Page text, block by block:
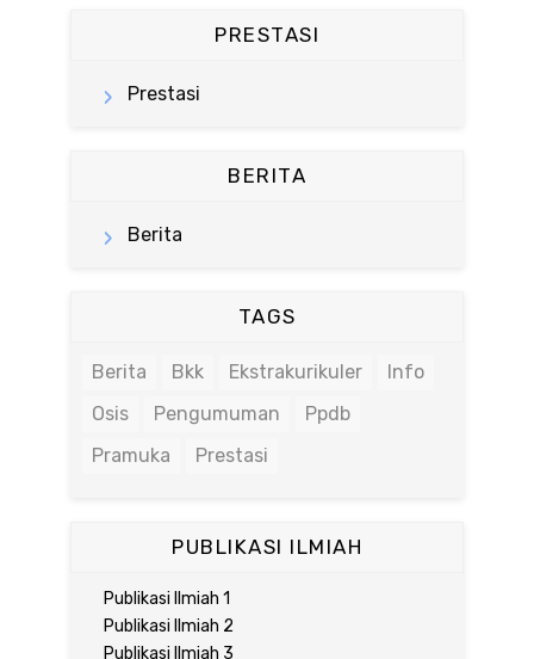
PRESTASI
Prestasi
BERITA
Berita
TAGS
Berita Bkk Ekstrakurikuler
Info
Osis
Pengumuman
Ppdb
Pramuka
Prestasi
PUBLIKASI ILMIAH
Publikasi Ilmiah 1
Publikasi Ilmiah 2
Publikasi Ilmiah 3